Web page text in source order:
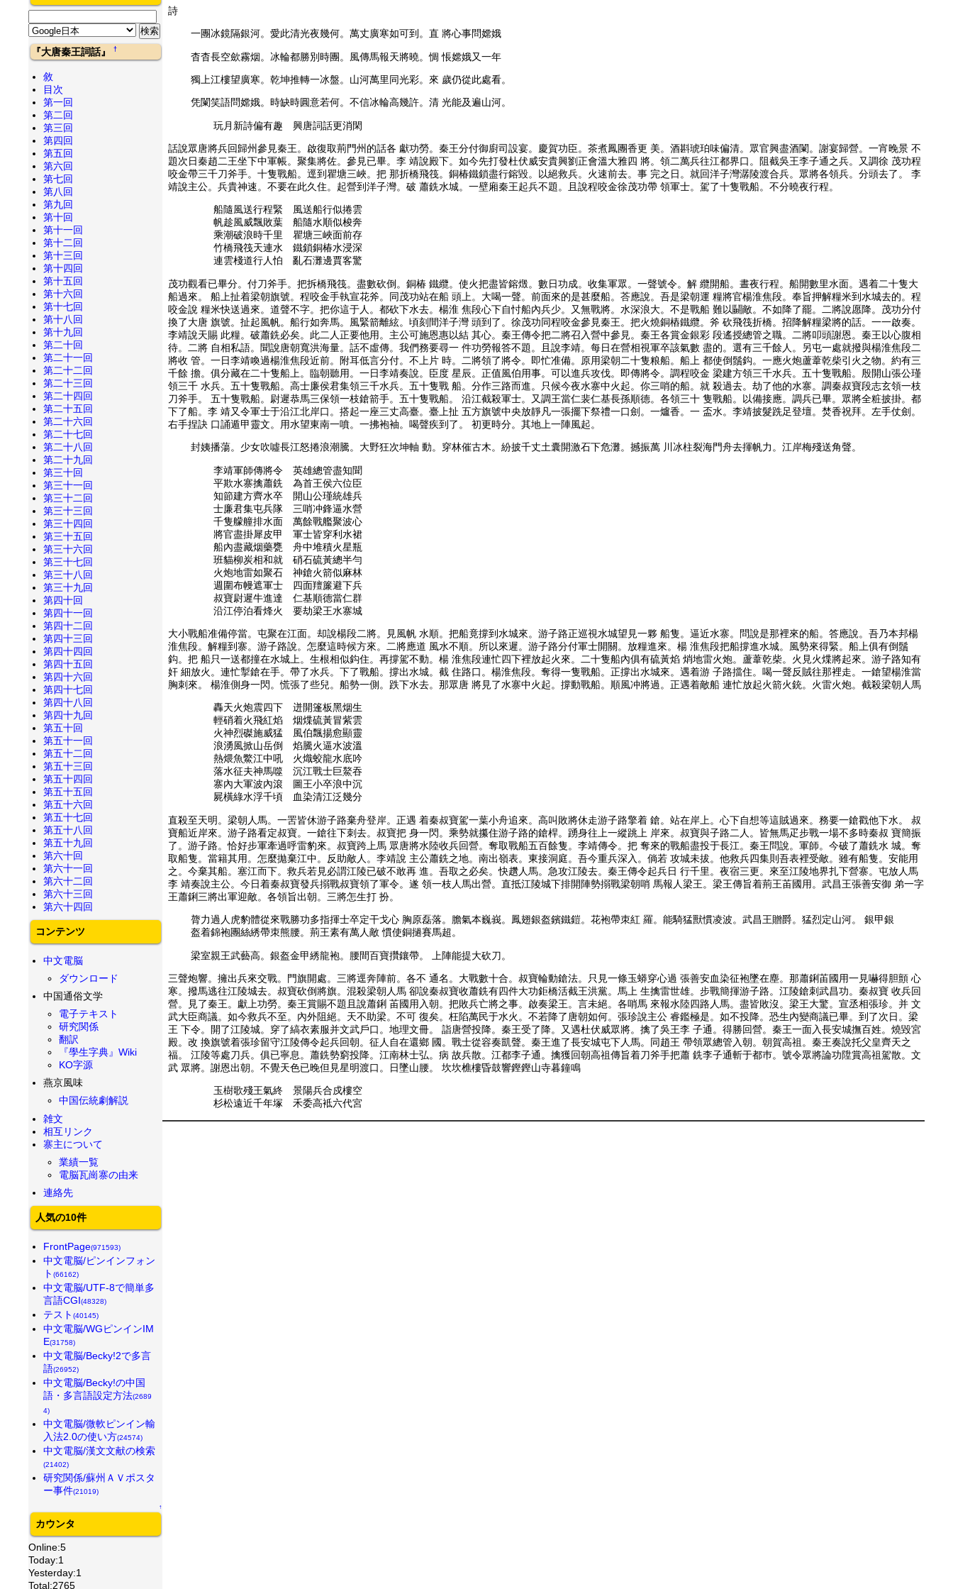
詩
一團冰鏡隔銀河。愛此清光夜幾何。萬丈廣寒如可到。直 將心事問嫦娥
杳杳長空歛霧烟。冰輪都勝別時團。風傳馬報天將曉。惆 悵嫦娥又一年
獨上江樓望廣寒。乾坤推轉一冰盤。山河萬里同光彩。來 歲仍從此處看。
凭闌笑語問嫦娥。時缺時圓意若何。不信冰輪高幾許。清 光能及遍山河。
玩月新詩偏有趣 興唐詞話更消閑
話說眾唐將兵回歸州參見秦王。啟復取荊門州的話各 獻功勞。秦王分付御廚司設宴。慶賀功臣。茶煮鳳團香更 美。酒斟琥珀味偏清。眾官興盡酒闌。謝宴歸營。一宵晚景 不
題次日秦趙二王坐下中軍帳。聚集將佐。參見已畢。李 靖說殿下。如今先打發杜伏威安貴興劉正會溫大雅四 將。領二萬兵往江都界口。阻截吳王李子通之兵。又調徐 茂功程
咬金帶三千刀斧手。十隻戰船。逕到瞿塘三峽。把 那折橋飛筏。銅椿鐵鎖盡行鎔毀。以絕救兵。火速前去。事 完之日。就回洋子灣潺陵渡合兵。眾將各領兵。分頭去了。 李
靖說主公。兵貴神速。不要在此久住。起營到洋子灣。破 蕭銑水城。一壁廂秦王起兵不題。且說程咬金徐茂功帶 領軍士。駕了十隻戰船。不分曉夜行程。
船隨風送行程緊 風送船行似捲雲
帆趁風威飄敗葉 船隨水順似梭奔
乘潮破浪時千里 瞿塘三峽面前存
竹橋飛筏天連水 鐵鎖銅椿水浸深
連雲棧道行人怕 亂石灘邊賈客驚
茂功觀看已畢分。付刀斧手。把拆橋飛筏。盡數砍倒。銅椿 鐵纜。使火把盡皆鎔燬。數日功成。收集軍眾。一聲號令。解 纜開船。晝夜行程。船開數里水面。遇着二十隻大
船過來。 船上扯着梁朝旗號。程咬金手執宣花斧。同茂功站在船 頭上。大喝一聲。前面來的是甚麼船。荅應說。吾是梁朝運 糧將官楊淮焦段。奉旨押解糧米到水城去的。程
咬金說 糧米快送過來。道聲不字。把你這于人。都砍下水去。楊淮 焦段心下自忖船內兵少。又無戰將。水深浪大。不是戰船 難以鬭敵。不如降了罷。二將說愿降。茂功分付
換了大唐 旗號。扯起風帆。船行如奔馬。風緊箭離絃。頃刻間洋子灣 頭到了。徐茂功同程咬金參見秦王。把火燒銅樁鐵纜。斧 砍飛筏折橋。招降解糧梁將的話。一一啟奏。
李靖說天賜 此糧。破蕭銑必矣。此二人正要他用。主公可施恩惠以結 其心。秦王傳令把二將召入營中參見。秦王各賞金銀彩 段遙授總管之職。二將叩頭謝恩。秦王以心腹相
待。二將 自相私語。聞說唐朝寬洪海量。話不虛傳。我們務要尋一 件功勞報答不題。且說李靖。每日在營相視軍卒該氣數 盡的。選有三千餘人。另屯一處就撥與楊淮焦段二
將收 管。一日李靖喚過楊淮焦段近前。附耳低言分付。不上片 時。二將領了將令。即忙准備。原用梁朝二十隻粮船。船上 都使倒鬚鈎。一應火炮蘆葦乾柴引火之物。約有三
千餘 擔。俱分藏在二十隻船上。臨朝聽用。一日李靖奏說。臣度 星辰。正值風伯用事。可以進兵攻伐。即傳將令。調程咬金 梁建方領三千水兵。五十隻戰船。殷開山張公瑾
領三千 水兵。五十隻戰船。高士廉侯君集領三千水兵。五十隻戰 船。分作三路而進。只候今夜水寨中火起。你三哨的船。就 殺過去。劫了他的水寨。調秦叔寶段志玄領一枝
刀斧手。 五十隻戰船。尉遲恭馬三保領一枝鎗箭手。五十隻戰船。 沿江截殺軍士。又調王當仁裴仁基長孫順德。各領三十 隻戰船。以備接應。調兵已畢。眾將全粧披掛。都
下了船。李 靖又令軍士于沿江北岸口。搭起一座三丈高臺。臺上扯 五方旗號中央放靜凡一張擺下祭禮一口劍。一爐香。一 盃水。李靖披髮跣足登壇。焚香祝拜。左手仗劍。
右手捏訣 口誦遁甲靈文。用水望東南一噴。一拂袍袖。喝聲疾到了。 初更時分。其地上一陣風起。
封姨播蕩。少女吹噓長江怒捲浪潮騰。大野狂次坤軸 動。穿林催古木。紛披千丈土囊開激石下危灘。撼振萬 川冰柱裂海門舟去揮帆力。江岸梅殘送角聲。
李靖軍師傳將令 英雄總管盡知聞
平欺水寨擒蕭銑 為首王侯六位臣
知節建方齊水卒 開山公瑾統雄兵
士廉君集屯兵隊 三哨冲鋒逼水營
千隻艨艟排水面 萬餘戰艦聚波心
將官盡掛犀皮甲 軍士皆穿利水裙
船內盡藏烟藥甕 舟中堆積火星瓶
班貓柳炭相和就 硝石硫黃總半勻
火炮地雷如聚石 神鎗火箭似麻林
週圍布幔遮軍士 四面羶簾避下兵
叔寶尉遲牛進達 仁基順德當仁群
沿江停泊看烽火 要劫梁王水寨城
大小戰船准備停當。屯聚在江面。却說楊段二將。見風帆 水順。把船竟撐到水城來。游子路正巡視水城望見一夥 船隻。逼近水寨。問說是那裡來的船。答應說。吾乃本邦楊
淮焦段。解糧到寨。游子路說。怎麼這時候方來。二將應道 風水不順。所以來遲。游子路分付軍士開關。放糧進來。楊 淮焦段把船撐進水城。風勢來得緊。船上俱有倒鬚
鈎。把 船只一送都撞在水城上。生根相似鈎住。再撐駕不動。楊 淮焦段連忙四下裡放起火來。二十隻船內俱有硫黃焰 焇地雷火炮。蘆葦乾柴。火見火煠將起來。游子路知有
奸 細放火。連忙掣鎗在手。帶了水兵。下了戰船。撐出水城。截 住路口。楊淮焦段。奪得一隻戰船。正撐出水城來。遇着游 子路擋住。喝一聲反賊往那裡走。一鎗望楊淮當
胸刺來。 楊淮側身一閃。慌張了些兒。船勢一側。跌下水去。那眾唐 將見了水寨中火起。撐動戰船。順風冲將過。正遇着敵船 連忙放起火箭火銃。火雷火炮。截殺梁朝人馬
轟天火炮震四下 迸開篷板黑烟生
輕硝着火飛紅焰 烟煠硫黃冒紫雲
火神烈磔施威猛 風伯飄揚愈顯靈
浪湧風掀山岳倒 焰騰火逼水波溫
熱煨魚鱉江中吼 火熾蛟龍水底吟
落水征夫神馬噬 沉江戰士巨鰲吞
寨內大軍波內滾 圖王小卒浪中沉
屍橫綠水浮千頃 血染清江泛幾分
直殺至天明。梁朝人馬。一罟皆休游子路棄舟登岸。正遇 着秦叔寶駕一葉小舟追來。高叫敗將休走游子路擎着 鎗。站在岸上。心下自想等這賊過來。務要一鎗戳他下水。 叔
寶船近岸來。游子路看定叔寶。一鎗往下刺去。叔寶把 身一閃。乘勢就攥住游子路的鎗桿。踴身往上一縱跳上 岸來。叔寶與子路二人。皆無馬疋步戰一場不多時秦叔 寶簡振
了。游子路。恰好步軍牽過呼雷豹來。叔寶跨上馬 眾唐將水陸收兵回營。奪取戰船五百餘隻。李靖傳令。把 奪來的戰船盡投于長江。秦王問說。軍師。今破了蕭銑水 城。奪
取船隻。當籍其用。怎麼拋棄江中。反助敵人。李靖說 主公蕭銑之地。南出嶺表。東接洞庭。吾今重兵深入。倘若 攻城未拔。他救兵四集則吾表裡受敵。雖有船隻。安能用
之。今棄其船。塞江而下。救兵若見必謂江陵已破不敢再 進。吾取之必矣。快趲人馬。急攻江陵去。秦王傳令起兵日 行千里。夜宿三更。來至江陵地界扎下營寨。屯放人馬
李 靖奏說主公。今日着秦叔寶發兵搦戰叔寶領了軍令。遂 領一枝人馬出營。直抵江陵城下排開陣勢搦戰梁朝哨 馬報人梁王。梁王傳旨着荊王苖國用。武昌王張善安御 弟一字
王蕭鋓三將出軍迎敵。各領旨出朝。三將怎生打 扮。
膂力過人虎豹體從來戰勝功多指揮士卒定干戈心 胸原磊落。膽氣本巍峩。鳳翅銀盔鑌鐵鎧。花袍帶朿紅 羅。能騎猛獸慣凌波。武昌王贈爵。猛烈定山河。 銀甲銀
盔着錦袍團絲綉帶朿熊腰。荊王素有萬人敵 慣使銅撾賽馬超。
梁室親王武藝高。銀盔金甲綉龍袍。腰間百寶攢鑲帶。 上陣能提大砍刀。
三聲炮響。擁出兵來交戰。門旗開處。三將逕奔陣前。各不 通名。大戰數十合。叔寶輪動鎗法。只見一條玉蟒穿心過 張善安血染征袍墜在塵。那蕭鋓苖國用一見嚇得胆顫 心
寒。撥馬逃往江陵城去。叔寶砍倒將旗。混殺梁朝人馬 卻說秦叔寶收蕭銑有四件大功鉅橋活截王洪黨。馬上 生擒雷世雄。步戰簡揮游子路。江陵鎗刺武昌功。秦叔寶 收兵回
營。見了秦王。獻上功勞。秦王賞賜不題且說蕭鋓 苖國用入朝。把敗兵亡將之事。啟奏梁王。言未絕。各哨馬 來報水陸四路人馬。盡皆敗沒。梁王大驚。宣丞相張珍。并 文
武大臣商議。如今救兵不至。內外阻絕。天不助梁。不可 復矣。枉陷萬民于水火。不若降了唐朝如何。張珍說主公 睿鑑極是。如不投降。恐生內變商議已畢。到了次日。梁
王 下令。開了江陵城。穿了縞衣素服并文武戶口。地理文冊。 詣唐營投降。秦王受了降。又遇杜伏威眾將。擒了吳王李 子通。得勝回營。秦王一面入長安城撫百姓。燒毀宮
殿。改 換旗號着張珍留守江陵傳令起兵回朝。征人自在還鄉 國。戰士從容奏凱聲。秦王進了長安城屯下人馬。同趙王 帶領眾總管入朝。朝賀高祖。秦王奏說托父皇齊天之
福。 江陵等處刀兵。俱已寧息。蕭銑勢窮投降。江南林士弘。病 故兵散。江都李子通。擒獲回朝高祖傳旨着刀斧手把蕭 銑李子通斬于都巿。號令眾將論功陞賞高祖駕散。文
武 眾將。謝恩出朝。不覺天色已晚但見星明渡口。日墜山腰。 坎坎樵樓昏鼓響鏗鏗山寺暮鐘鳴
玉樹歌殘王氣終 景陽兵合戍樓空
杉松遠近千年塚 禾委高袛六代宮
『大唐秦王詞話』†
敘
目次
第一回
第二回
第三回
第四回
第五回
第六回
第七回
第八回
第九回
第十回
第十一回
第十二回
第十三回
第十四回
第十五回
第十六回
第十七回
第十八回
第十九回
第二十回
第二十一回
第二十二回
第二十三回
第二十四回
第二十五回
第二十六回
第二十七回
第二十八回
第二十九回
第三十回
第三十一回
第三十二回
第三十三回
第三十四回
第三十五回
第三十六回
第三十七回
第三十八回
第三十九回
第四十回
第四十一回
第四十二回
第四十三回
第四十四回
第四十五回
第四十六回
第四十七回
第四十八回
第四十九回
第五十回
第五十一回
第五十二回
第五十三回
第五十四回
第五十五回
第五十六回
第五十七回
第五十八回
第五十九回
第六十回
第六十一回
第六十二回
第六十三回
第六十四回
コンテンツ
中文電脳
ダウンロード
中国通俗文学
電子テキスト
研究関係
翻訳
『學生字典』Wiki
KO字源
燕京風味
中国伝統劇解説
雑文
相互リンク
寨主について
業績一覧
電脳瓦崗寨の由来
連絡先
人気の10件
FrontPage(971593)
中文電脳/ピンインフォン
ト(66162)
中文電脳/UTF-8で簡単多
言語CGI(48328)
テスト(40145)
中文電脳/WGピンインIM
E(31758)
中文電脳/Becky!2で多言
語(26952)
中文電脳/Becky!の中国
語・多言語設定方法(2689
4)
中文電脳/微軟ピンイン輸
入法2.0の使い方(24574)
中文電脳/漢文文献の検索
(21402)
研究関係/蘇州ＡＶポスタ
ー事件(21019)
↑
カウンタ
Online:5
Today:1
Yesterday:1
Total:2765